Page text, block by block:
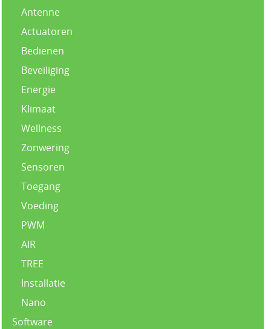
Antenne
Actuatoren
Bedienen
Beveiliging
Energie
Klimaat
Wellness
Zonwering
Sensoren
Toegang
Voeding
PWM
AIR
TREE
Installatie
Nano
Software